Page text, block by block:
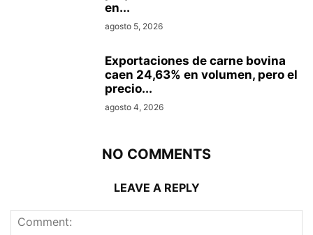
en...
agosto 5, 2026
Exportaciones de carne bovina
caen 24,63% en volumen, pero el
precio...
agosto 4, 2026
NO COMMENTS
LEAVE A REPLY